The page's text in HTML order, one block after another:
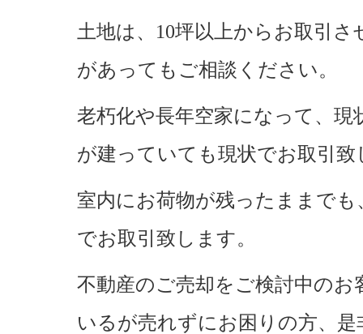
土地は、10坪以上からお取引
があってもご相談ください。
老朽化や長年空家になって、
が建っていても現状でお取引
室内にお荷物が残ったままで
でお取引致します。
不動産のご売却をご検討中の
いるが売れずにお困りの方、